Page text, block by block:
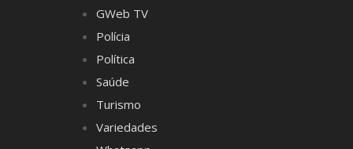
GWeb TV
Polícia
Política
Saúde
Turismo
Variedades